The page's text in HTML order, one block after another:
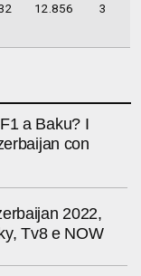
12.856 3
a Baku? I
con
2022,
Tv8 e NOW